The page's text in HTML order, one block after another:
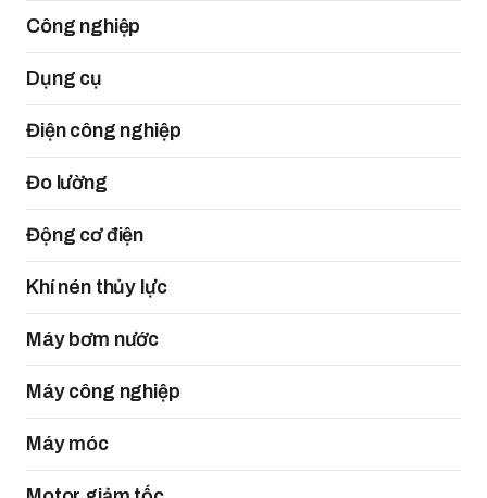
Công nghiệp
Dụng cụ
Điện công nghiệp
Đo lường
Động cơ điện
Khí nén thủy lực
Máy bơm nước
Máy công nghiệp
Máy móc